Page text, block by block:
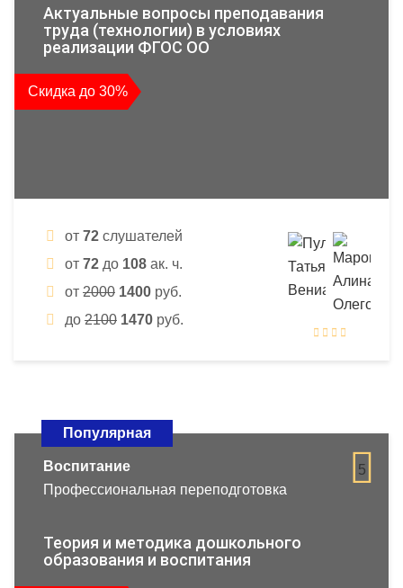
Актуальные вопросы преподавания
труда (технологии) в условиях
реализации ФГОС ОО
Скидка до 30%
от 72 слушателей
от 72 до 108 ак. ч.
от 2000 1400 руб.
до 2100 1470 руб.
Популярная
5
Воспитание
Профессиональная переподготовка
Теория и методика дошкольного
образования и воспитания